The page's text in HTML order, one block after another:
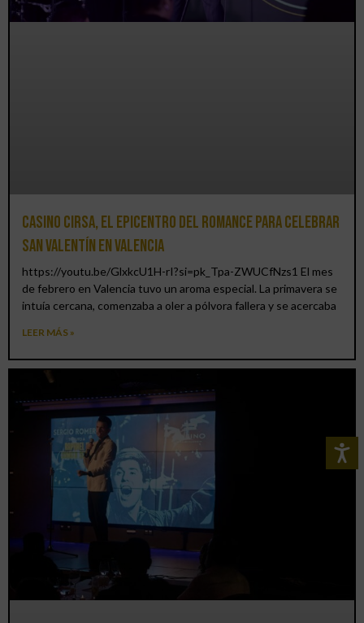
Casino CIRSA, el epicentro del romance para celebrar
San Valentín en Valencia
https://youtu.be/GlxkcU1H-rI?si=pk_Tpa-ZWUCfNzs1 El mes
de febrero en Valencia tuvo un aroma especial. La primavera se
intuía cercana, comenzaba a oler a pólvora fallera y se acercaba
LEER MÁS »